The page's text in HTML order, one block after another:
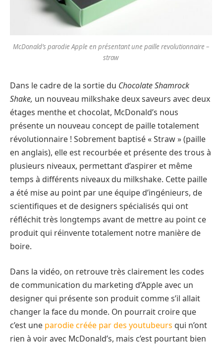
McDonald’s parodie Apple en présentant une paille revolutionnaire –
straw
Dans le cadre de la sortie du Chocolate Shamrock
Shake, un nouveau milkshake deux saveurs avec deux
étages menthe et chocolat, McDonald’s nous
présente un nouveau concept de paille totalement
révolutionnaire ! Sobrement baptisé « Straw » (paille
en anglais), elle est recourbée et présente des trous à
plusieurs niveaux, permettant d’aspirer et même
temps à différents niveaux du milkshake. Cette paille
a été mise au point par une équipe d’ingénieurs, de
scientifiques et de designers spécialisés qui ont
réfléchit très longtemps avant de mettre au point ce
produit qui réinvente totalement notre manière de
boire.
Dans la vidéo, on retrouve très clairement les codes
de communication du marketing d’Apple avec un
designer qui présente son produit comme s’il allait
changer la face du monde. On pourrait croire que
c’est une parodie créée par des youtubeurs qui n’ont
rien à voir avec McDonald’s, mais c’est pourtant bien